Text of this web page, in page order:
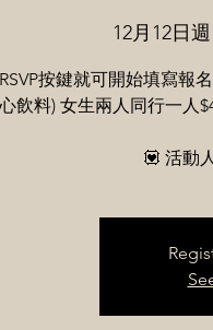
12月12日
按鍵就可開始填寫報
飲料) 女生兩人同行一人
💟 活動